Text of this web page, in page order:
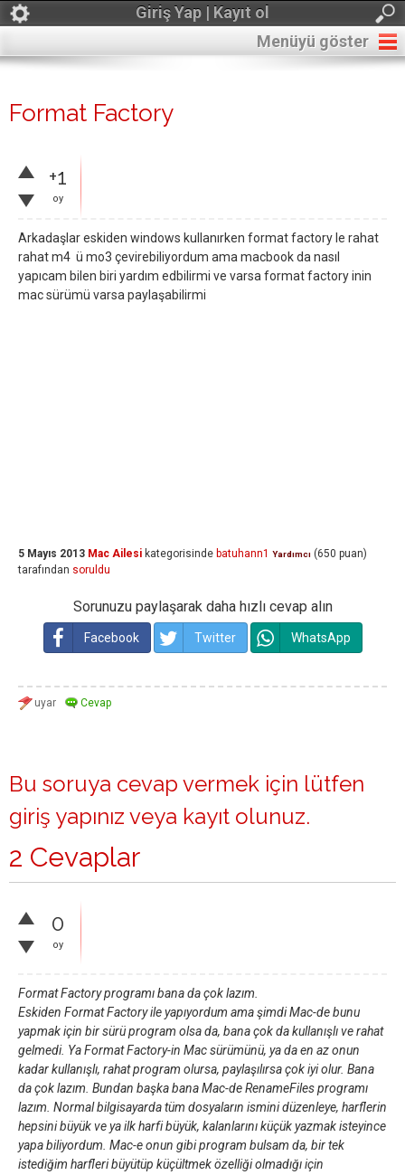
Giriş Yap | Kayıt ol
Menüyü göster
Format Factory
+1
oy
Arkadaşlar eskiden windows kullanırken format factory le rahat
rahat m4 ü mo3 çevirebiliyordum ama macbook da nasıl
yapıcam bilen biri yardım edbilirmi ve varsa format factory inin
mac sürümü varsa paylaşabilirmi
5 Mayıs 2013 Mac Ailesi kategorisinde batuhann1 Yardımcı (650 puan)
tarafından soruldu
Sorunuzu paylaşarak daha hızlı cevap alın
Facebook Twitter WhatsApp
Bu soruya cevap vermek için lütfen
giriş yapınız veya kayıt olunuz.
2 Cevaplar
0
oy
Format Factory programı bana da çok lazım.
Eskiden Format Factory ile yapıyordum ama şimdi Mac-de bunu
yapmak için bir sürü program olsa da, bana çok da kullanışlı ve rahat
gelmedi. Ya Format Factory-in Mac sürümünü, ya da en az onun
kadar kullanışlı, rahat program olursa, paylaşılırsa çok iyi olur. Bana
da çok lazım. Bundan başka bana Mac-de RenameFiles programı
lazım. Normal bilgisayarda tüm dosyaların ismini düzenleye, harflerin
hepsini büyük ve ya ilk harfi büyük, kalanlarını küçük yazmak isteyince
yapa biliyordum. Mac-e onun gibi program bulsam da, bir tek
istediğim harfleri büyütüp küçültmek özelliği olmadığı için